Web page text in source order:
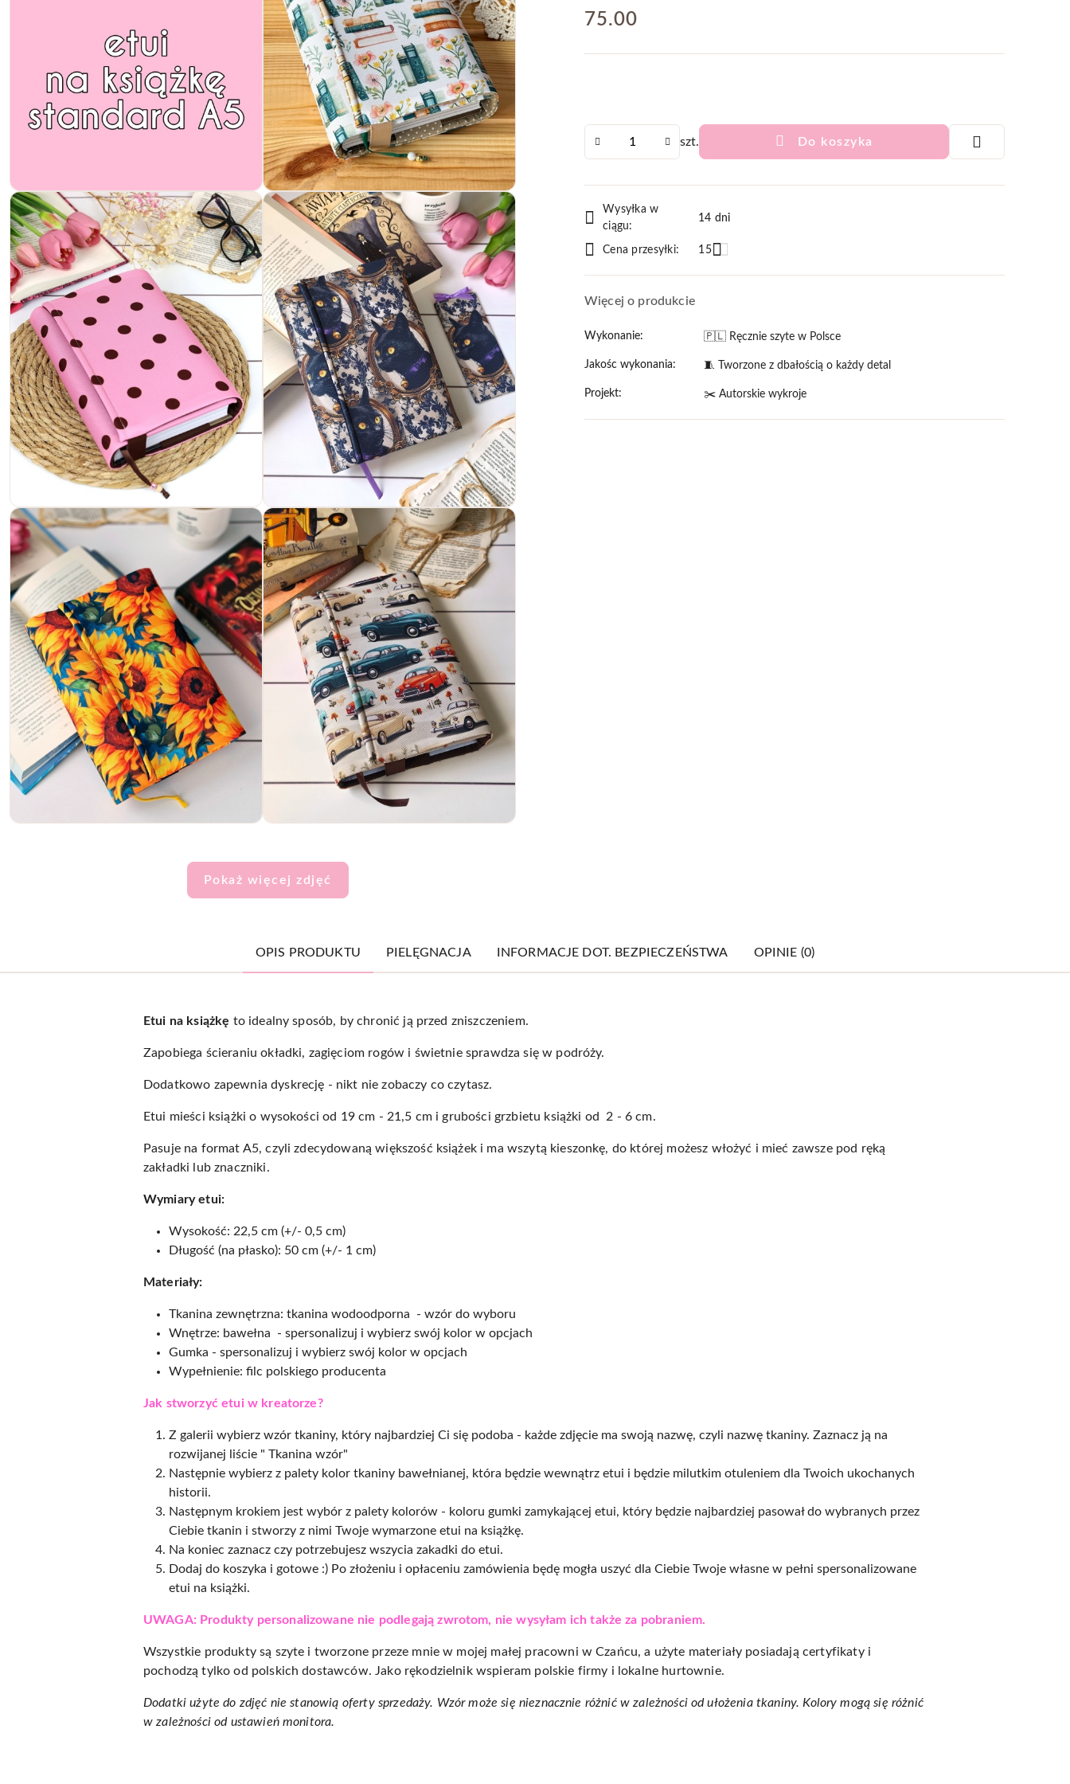
Pokaż więcej zdjęć
cena:
75.00
szt. Do koszyka
i
dostawa
Wysyłka w
ciągu:
14 dni
Cena przesyłki: 15
Więcej o produkcie
Wykonanie: 🇵🇱 Ręcznie szyte w Polsce
Jakośc wykonania: 🧵 Tworzone z dbałością o każdy detal
Projekt: ✂️ Autorskie wykroje
OPIS PRODUKTU PIELĘGNACJA INFORMACJE DOT. BEZPIECZEŃSTWA OPINIE (0)
Etui na książkę to idealny sposób, by chronić ją przed zniszczeniem.
Zapobiega ścieraniu okładki, zagięciom rogów i świetnie sprawdza się w podróży.
Dodatkowo zapewnia dyskrecję - nikt nie zobaczy co czytasz.
Etui mieści książki o wysokości od 19 cm - 21,5 cm i grubości grzbietu książki od 2 - 6 cm.
Pasuje na format A5, czyli zdecydowaną większość książek i ma wszytą kieszonkę, do której możesz włożyć i mieć zawsze pod ręką
zakładki lub znaczniki.
Wymiary etui:
Wysokość: 22,5 cm (+/- 0,5 cm)
Długość (na płasko): 50 cm (+/- 1 cm)
Materiały:
Tkanina zewnętrzna: tkanina wodoodporna - wzór do wyboru
Wnętrze: bawełna - spersonalizuj i wybierz swój kolor w opcjach
Gumka - spersonalizuj i wybierz swój kolor w opcjach
Wypełnienie: filc polskiego producenta
Jak stworzyć etui w kreatorze?
Z galerii wybierz wzór tkaniny, który najbardziej Ci się podoba - każde zdjęcie ma swoją nazwę, czyli nazwę tkaniny. Zaznacz ją na
rozwijanej liście " Tkanina wzór"
Następnie wybierz z palety kolor tkaniny bawełnianej, która będzie wewnątrz etui i będzie milutkim otuleniem dla Twoich ukochanych
historii.
Następnym krokiem jest wybór z palety kolorów - koloru gumki zamykającej etui, który będzie najbardziej pasował do wybranych przez
Ciebie tkanin i stworzy z nimi Twoje wymarzone etui na książkę.
Na koniec zaznacz czy potrzebujesz wszycia zakadki do etui.
Dodaj do koszyka i gotowe :) Po złożeniu i opłaceniu zamówienia będę mogła uszyć dla Ciebie Twoje własne w pełni spersonalizowane
etui na książki.
UWAGA: Produkty personalizowane nie podlegają zwrotom, nie wysyłam ich także za pobraniem.
Wszystkie produkty są szyte i tworzone przeze mnie w mojej małej pracowni w Czańcu, a użyte materiały posiadają certyfikaty i
pochodzą tylko od polskich dostawców. Jako rękodzielnik wspieram polskie firmy i lokalne hurtownie.
Dodatki użyte do zdjęć nie stanowią oferty sprzedaży. Wzór może się nieznacznie różnić w zależności od ułożenia tkaniny. Kolory mogą się różnić
w zależności od ustawień monitora.